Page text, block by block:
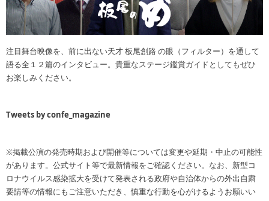
注目舞台映像を、前に出ない天才 板尾創路 の眼（フィルター）を通して
語る全１２篇のインタビュー。貴重なステージ鑑賞ガイドとしてもぜひ
お楽しみください。
Tweets by confe_magazine
※掲載公演の発売時期および開催等については変更や延期・中止の可能性
があります。公式サイト等で最新情報をご確認ください。なお、新型コ
ロナウイルス感染拡大を受けて発表される政府や自治体からの外出自粛
要請等の情報にもご注意いただき、慎重な行動を心がけるようお願いい